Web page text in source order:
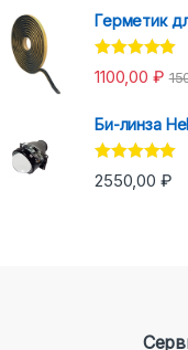
Герметик
Оценка 5.00
из 5
1100,00 ₽
Би-линза
Оценка5.00
из 5
2550,00 ₽